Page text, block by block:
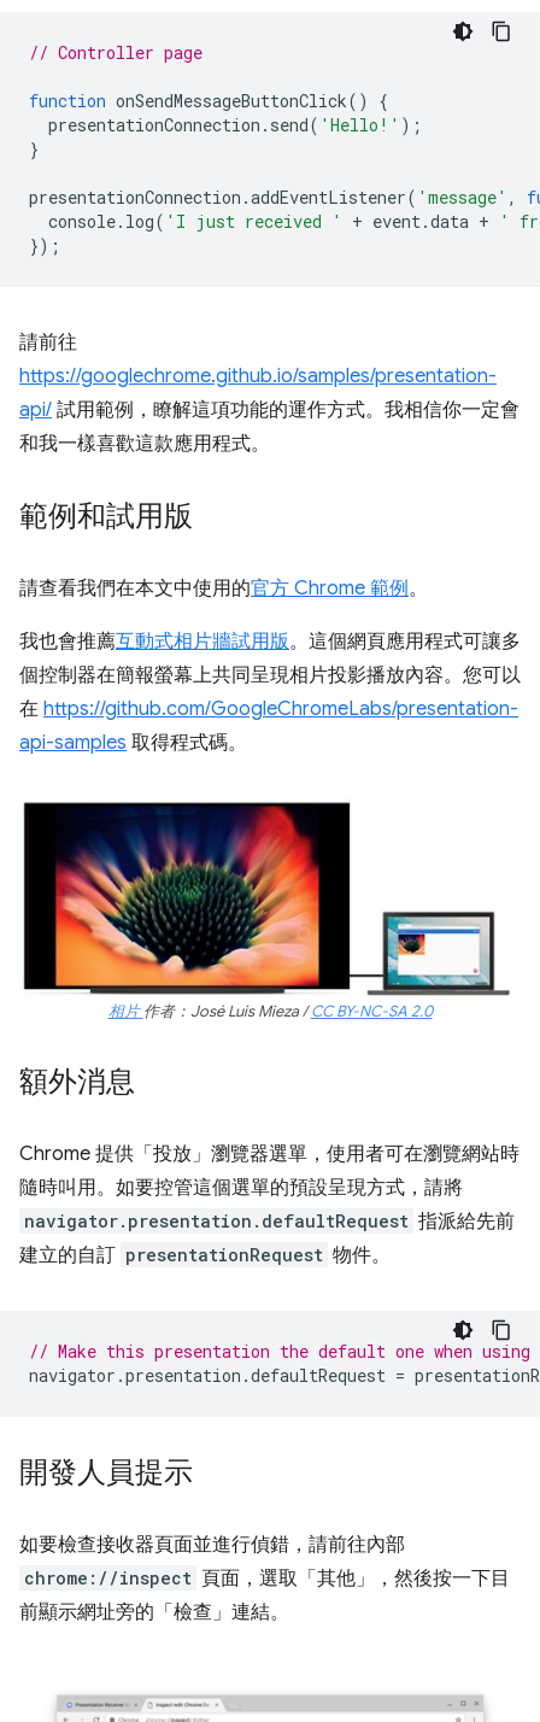
// Controller page
function onSendMessageButtonClick()
{
presentationConnection . send( 'Hello!' );
}
presentationConnection .addEventListener( 'message' ,
console. log( 'I just received ' + event.data +
'
});
請前往
https://googlechrome.github.io/samples/presentation-
api/ 試用範例，瞭解這項功能的運作方式。我相信你一定會
和我一樣喜歡這款應用程式。
範例和試用版
請查看我們在本文中使用的官方 Chrome 範例。
我也會推薦互動式相片牆試用版。這個網頁應用程式可讓多
個控制器在簡報螢幕上共同呈現相片投影播放內容。您可以
在 https://github.com/GoogleChromeLabs/presentation-
api-samples 取得程式碼。
相片作者：José Luis Mieza /CC BY-NC-SA 2.0
額外消息
Chrome 提供「投放」瀏覽器選單，使用者可在瀏覽網站時
隨時叫用。如要控管這個選單的預設呈現方式，請將
navigator.presentation.defaultRequest 指派給先前
建立的自訂 presentationRequest 物件。
// Make this presentation the default one when using
navigator .presentation .defaultRequest =
開發人員提示
如要檢查接收器頁面並進行偵錯，請前往內部
chrome://inspect 頁面，選取「其他」，然後按一下目
前顯示網址旁的「檢查」連結。